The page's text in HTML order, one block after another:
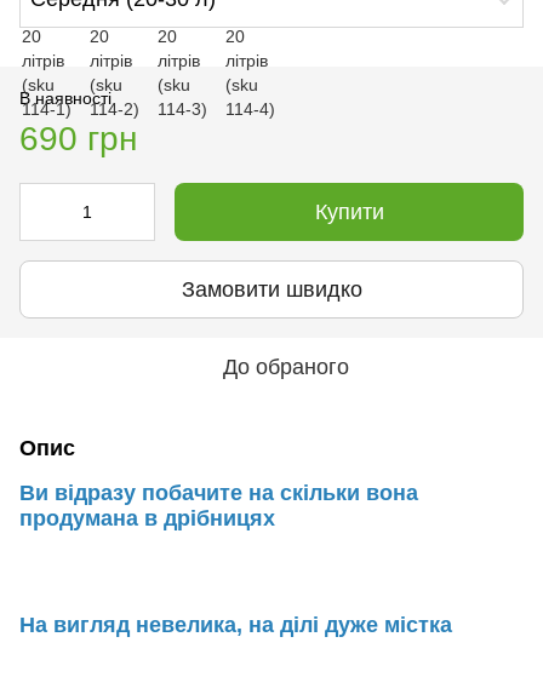
В наявності
690 грн
Купити
Замовити швидко
До обраного
Опис
Ви відразу побачите на скільки вона
продумана в дрібницях
На вигляд невелика, на ділі дуже містка